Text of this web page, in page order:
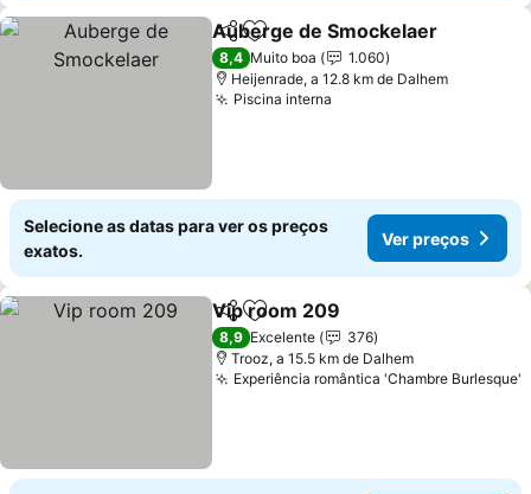
PartilharAdicionar aos favoritos
Auberge de Smockelaer
8,4 Muito boa
1.060
Heijenrade, a 12.8 km de Dalhem
Piscina interna
Selecione as datas para ver os preços
exatos.
Ver preços
PartilharAdicionar aos favoritos
Vip room 209
8,9 Excelente
376
Trooz, a 15.5 km de Dalhem
Experiência romântica 'Chambre Burlesque'